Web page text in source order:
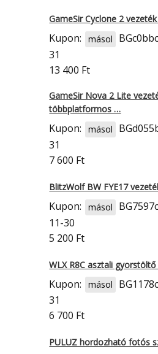
GameSir Cyclone 2
Kupon: másol
31
13 400 Ft
GameSir Nova 2 Lite
többplatformos …
Kupon: másol
31
7 600 Ft
BlitzWolf BW FYE17
Kupon: másol
11-30
5 200 Ft
WLX R8C asztali
Kupon: másol
31
6 700 Ft
PULUZ hordozható fotós